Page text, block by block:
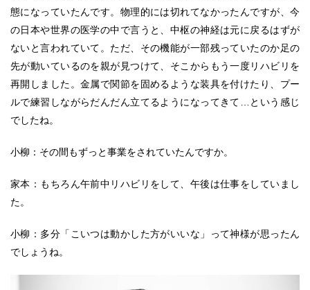
態になっていたんです。物理的には切れてなかったんですが、今
の日本や世界の医学の中で言うと、中枢の神経は元に戻るはずが
ないと言われていて。ただ、その機能が一部残っていたのか足の
先が動いているのを親が見つけて、そこからもう一度リハビリを
再開しました。金属で関節を固めるような装具を付けたり、プー
ルで練習しながらだんだん立てるようになってきて…という感じ
でしたね。
小柳：その間もずっと事業をされていたんですか。
家本：もちろん午前中リハビリをして、午後は仕事をしていまし
た。
小柳：多分「こいつは動かした方がいいな」って神様が思ったん
でしょうね。